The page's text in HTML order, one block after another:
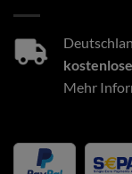
Mehr